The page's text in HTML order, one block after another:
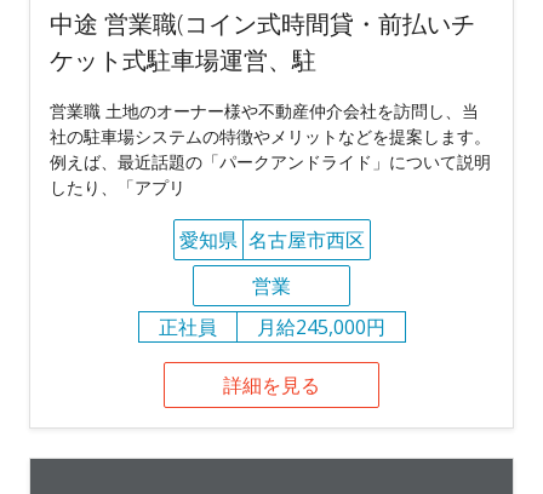
中途 営業職(コイン式時間貸・前払いチ
ケット式駐車場運営、駐
営業職 土地のオーナー様や不動産仲介会社を訪問し、当
社の駐車場システムの特徴やメリットなどを提案します。
例えば、最近話題の「パークアンドライド」について説明
したり、「アプリ
愛知県 名古屋市西区
営業
正社員
月給245,000円
詳細を見る